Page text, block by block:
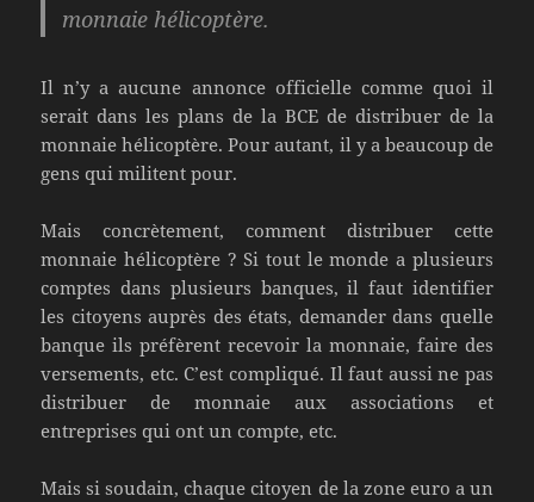
monnaie hélicoptère.
Il n’y a aucune annonce officielle comme quoi il
serait dans les plans de la BCE de distribuer de la
monnaie hélicoptère. Pour autant, il y a beaucoup de
gens qui militent pour.
Mais concrètement, comment distribuer cette
monnaie hélicoptère ? Si tout le monde a plusieurs
comptes dans plusieurs banques, il faut identifier
les citoyens auprès des états, demander dans quelle
banque ils préfèrent recevoir la monnaie, faire des
versements, etc. C’est compliqué. Il faut aussi ne pas
distribuer de monnaie aux associations et
entreprises qui ont un compte, etc.
Mais si soudain, chaque citoyen de la zone euro a un